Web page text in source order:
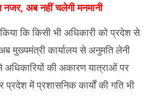
अब नहीं चलेगी मनमानी
कि किसी भी अधिकारी को प्रदेश से
मुख्यमंत्री कार्यालय से अनुमति लेनी
की अकारण यात्राओं पर
में प्रशासनिक कार्यों की गति भी